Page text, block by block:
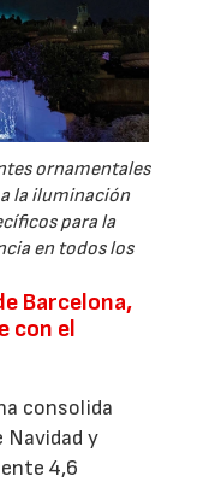
ornamentales
la iluminación
para la
en todos los
Barcelona,
con el
consolida
Navidad y
4,6